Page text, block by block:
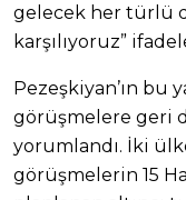
gelecek her türlü
karşılıyoruz”
Pezeşkiyan’ın bu
görüşmelere geri
yorumlandı. İki
görüşmelerin 15